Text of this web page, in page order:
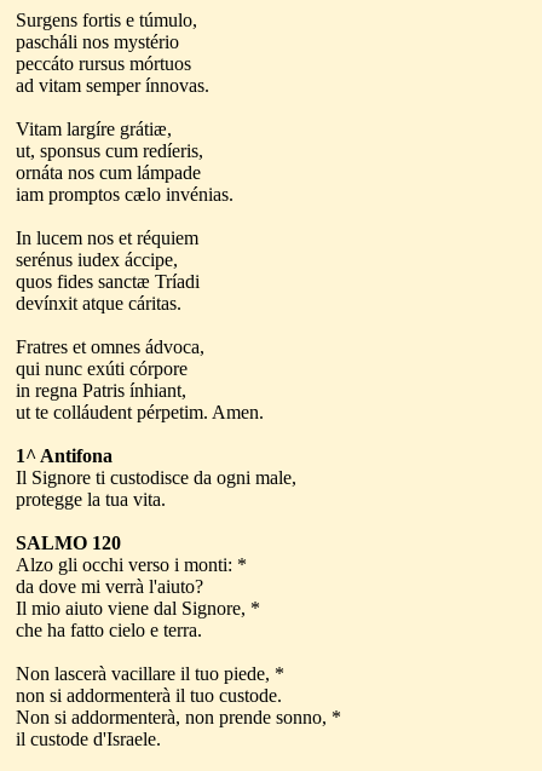
Surgens fortis e túmulo,
pascháli nos mystério
peccáto rursus mórtuos
ad vitam semper ínnovas.
Vitam largíre grátiæ,
ut, sponsus cum redíeris,
ornáta nos cum lámpade
iam promptos cælo invénias.
In lucem nos et réquiem
serénus iudex áccipe,
quos fides sanctæ Tríadi
devínxit atque cáritas.
Fratres et omnes ádvoca,
qui nunc exúti córpore
in regna Patris ínhiant,
ut te colláudent pérpetim. Amen.
1^ Antifona
Il Signore ti custodisce da ogni male,
protegge la tua vita.
SALMO 120
Alzo gli occhi verso i monti: *
da dove mi verrà l'aiuto?
Il mio aiuto viene dal Signore, *
che ha fatto cielo e terra.
Non lascerà vacillare il tuo piede, *
non si addormenterà il tuo custode.
Non si addormenterà, non prende sonno, *
il custode d'Israele.